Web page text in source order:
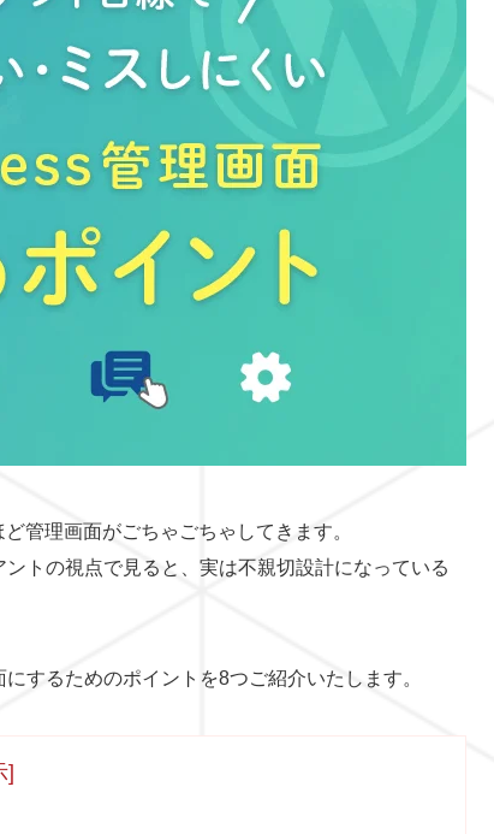
管理画面がごちゃごちゃしてきます。
トの視点で見ると、実は不親切設計になっている
するためのポイントを8つご紹介いたします。
]